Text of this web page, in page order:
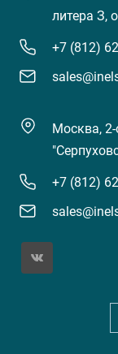
литера З,
+7 (812)
Москва,
+7 (812)